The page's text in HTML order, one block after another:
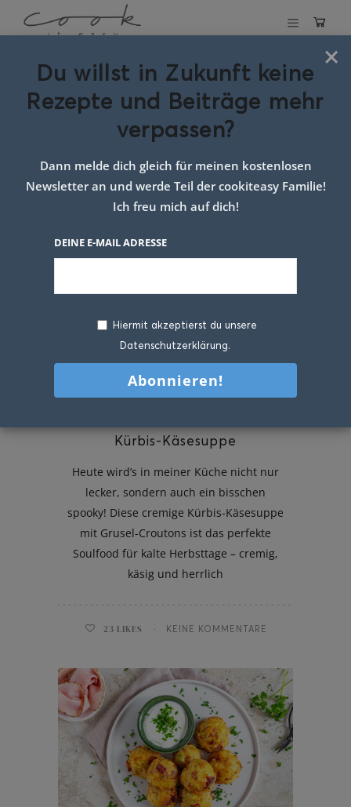
Eis am Stil
Schlagwort:
Familienessen
schnell und
einfach
Kürbis-Käsesuppe
Heute wird’s in meiner Küche nicht nur
lecker, sondern auch ein bisschen
spooky! Diese cremige Kürbis-Käsesuppe
mit Grusel-Croutons ist das perfekte
Soulfood für kalte Herbsttage – cremig,
käsig und herrlich
23 LIKES KEINE KOMMENTARE
×
Du willst in Zukunft keine
Rezepte und Beiträge mehr
verpassen?
Dann melde dich gleich für meinen kostenlosen
Newsletter an und werde Teil der cookiteasy Familie!
Ich freu mich auf dich!
DEINE E-MAIL ADRESSE
Hiermit akzeptierst du unsere
Datenschutzerklärung.